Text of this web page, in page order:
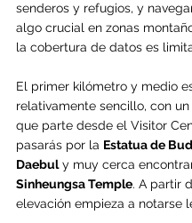
senderos y refugios, y
algo crucial en zonas
la cobertura de datos es
El primer kilómetro y medio
relativamente sencillo, con
que parte desde el Visitor
pasarás por la Estatua de
Daebul y muy cerca
Sinheungsa Temple. A partir
elevación empieza a notarse